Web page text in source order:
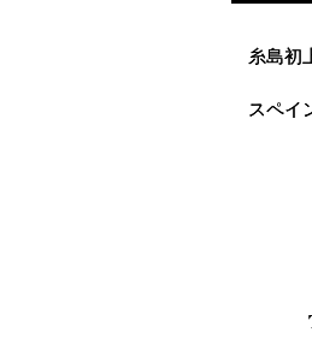
糸島初
スペイ
糸島初
スペイ